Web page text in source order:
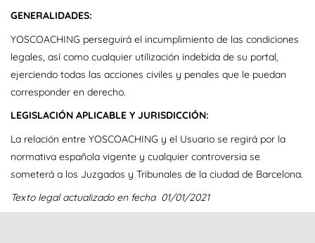
GENERALIDADES:
YOSCOACHING perseguirá el incumplimiento de las condiciones
legales, así como cualquier utilización indebida de su portal,
ejerciendo todas las acciones civiles y penales que le puedan
corresponder en derecho.
LEGISLACIÓN APLICABLE Y JURISDICCIÓN:
La relación entre YOSCOACHING y el Usuario se regirá por la
normativa española vigente y cualquier controversia se
someterá a los Juzgados y Tribunales de la ciudad de Barcelona.
Texto legal actualizado en fecha 01/01/2021